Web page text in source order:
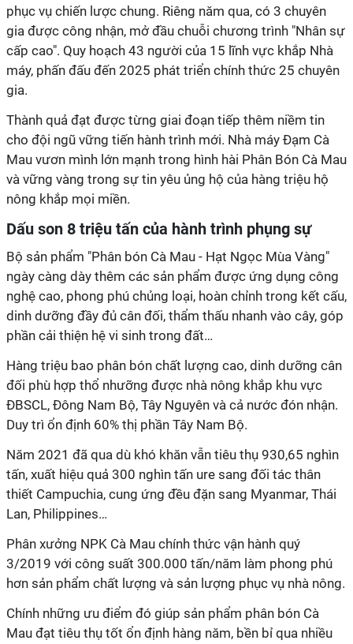
phục vụ chiến lược chung. Riêng năm qua, có 3 chuyên
gia được công nhận, mở đầu chuỗi chương trình "Nhân sự
cấp cao". Quy hoạch 43 người của 15 lĩnh vực khắp Nhà
máy, phấn đấu đến 2025 phát triển chính thức 25 chuyên
gia.
Thành quả đạt được từng giai đoạn tiếp thêm niềm tin
cho đội ngũ vững tiến hành trình mới. Nhà máy Đạm Cà
Mau vươn mình lớn mạnh trong hình hài Phân Bón Cà Mau
và vững vàng trong sự tin yêu ủng hộ của hàng triệu hộ
nông khắp mọi miền.
Dấu son 8 triệu tấn của hành trình phụng sự
Bộ sản phẩm "Phân bón Cà Mau - Hạt Ngọc Mùa Vàng"
ngày càng dày thêm các sản phẩm được ứng dụng công
nghệ cao, phong phú chủng loại, hoàn chỉnh trong kết cấu,
dinh dưỡng đầy đủ cân đối, thẩm thấu nhanh vào cây, góp
phần cải thiện hệ vi sinh trong đất…
Hàng triệu bao phân bón chất lượng cao, dinh dưỡng cân
đối phù hợp thổ nhưỡng được nhà nông khắp khu vực
ĐBSCL, Đông Nam Bộ, Tây Nguyên và cả nước đón nhận.
Duy trì ổn định 60% thị phần Tây Nam Bộ.
Năm 2021 đã qua dù khó khăn vẫn tiêu thụ 930,65 nghìn
tấn, xuất hiệu quả 300 nghìn tấn ure sang đối tác thân
thiết Campuchia, cung ứng đều đặn sang Myanmar, Thái
Lan, Philippines…
Phân xưởng NPK Cà Mau chính thức vận hành quý
3/2019 với công suất 300.000 tấn/năm làm phong phú
hơn sản phẩm chất lượng và sản lượng phục vụ nhà nông.
Chính những ưu điểm đó giúp sản phẩm phân bón Cà
Mau đạt tiêu thụ tốt ổn định hàng năm, bền bỉ qua nhiều